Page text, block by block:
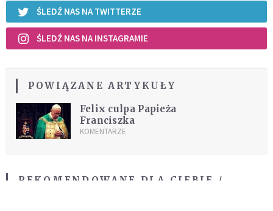
ŚLEDŹ NAS NA TWITTERZE
ŚLEDŹ NAS NA INSTAGRAMIE
POWIĄZANE ARTYKUŁY
Felix culpa Papieża
Franciszka
KOMENTARZE
REKOMENDOWANE DLA CIEBIE /